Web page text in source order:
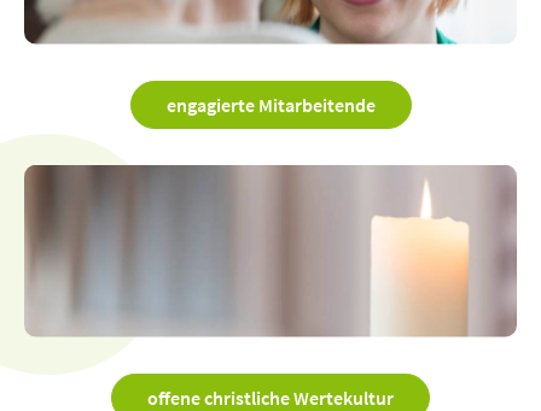
engagierte Mitarbeitende
offene christliche Wertekultur